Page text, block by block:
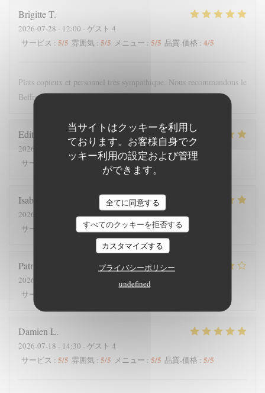
当サイトはクッキーを利用し
ております。お客様自身でク
ッキー利用の設定および管理
ができます。
全てに同意する
すべてのクッキーを拒否する
カスタマイズする
プライバシーポリシー
undefined
BrigitteT
2026-07-28 - 12:00 - ゲスト 4
サービス : 5/5 雰囲気 : 5/5 メニュー : 5/5 品質-価格 : 4/5
Plats copieux et personnel très sympathique. Nous recommandons le
Beffroi !
Edith
2026-07-26
- 19:00 - ゲスト 8
サービス
雰囲気 :4 /5 メニュー:5/5 品質-価格:
Isabelle
2026-07-25
- 12:30 - ゲスト 7
サービス
雰囲気: 5/5 メニュー:5/5 品質-価格
Patrick
2026-07-23
サービス
Damien L
2026-07-18 - 14:30 - ゲスト 4
サービス : 5/5 雰囲気 : 5/5 メニュー : 5/5 品質-価格 : 5/5